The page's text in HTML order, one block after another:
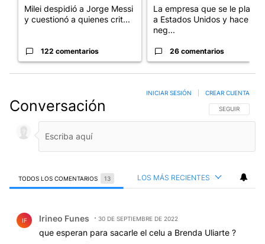
Milei despidió a Jorge Messi
y cuestionó a quienes crit...
122 comentarios
La empresa que se le plantó
a Estados Unidos y hace
neg...
26 comentarios
Conversación SIGA ESTA
SEGUIR
INICIAR SESIÓN CREAR CUENTA
TODOS LOS COMENTARIOS 13 LOS MÁS RECIENTES
IF Irineo Funes 30 DE SEPTIEMBRE DE 2022
que esperan para sacarle el celu a Brenda Uliarte ?